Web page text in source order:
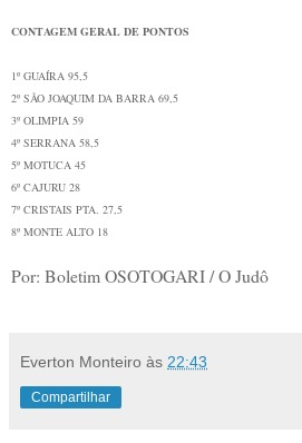
CONTAGEM GERAL DE PONTOS
1º GUAÍRA 95,5
2º SÃO JOAQUIM DA BARRA 69,5
3º OLIMPIA 59
4º SERRANA 58,5
5º MOTUCA 45
6º CAJURU 28
7º CRISTAIS PTA. 27,5
8º MONTE ALTO 18
Por: Boletim OSOTOGARI / O Judô
Everton Monteiro às 22:43
Compartilhar